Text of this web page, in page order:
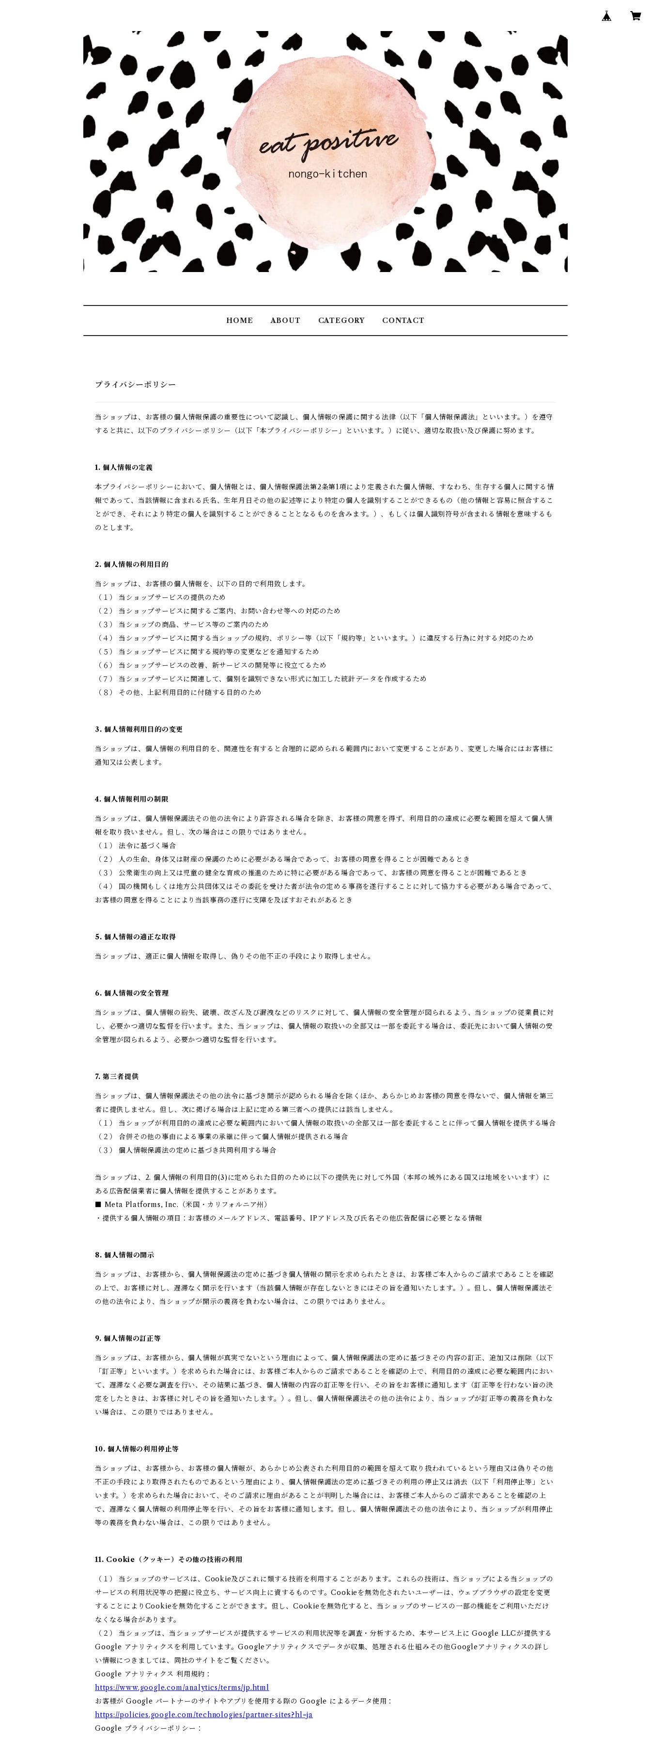
HOME ABOUT CATEGORY CONTACT
プライバシーポリシー
当ショップは、お客様の個人情報保護の重要性について認識し、個人情報の保護に関する法律（以下「個人情報保護法」といいます。）を遵守
すると共に、以下のプライバシーポリシー（以下「本プライバシーポリシー」といいます。）に従い、適切な取扱い及び保護に努めます。
1. 個人情報の定義
本プライバシーポリシーにおいて、個人情報とは、個人情報保護法第2条第1項により定義された個人情報、すなわち、生存する個人に関する情
報であって、当該情報に含まれる氏名、生年月日その他の記述等により特定の個人を識別することができるもの（他の情報と容易に照合するこ
とができ、それにより特定の個人を識別することができることとなるものを含みます。）、もしくは個人識別符号が含まれる情報を意味するも
のとします。
2. 個人情報の利用目的
当ショップは、お客様の個人情報を、以下の目的で利用致します。
（１） 当ショップサービスの提供のため
（２） 当ショップサービスに関するご案内、お問い合わせ等への対応のため
（３） 当ショップの商品、サービス等のご案内のため
（４） 当ショップサービスに関する当ショップの規約、ポリシー等（以下「規約等」といいます。）に違反する行為に対する対応のため
（５） 当ショップサービスに関する規約等の変更などを通知するため
（６） 当ショップサービスの改善、新サービスの開発等に役立てるため
（７） 当ショップサービスに関連して、個別を識別できない形式に加工した統計データを作成するため
（８） その他、上記利用目的に付随する目的のため
3. 個人情報利用目的の変更
当ショップは、個人情報の利用目的を、関連性を有すると合理的に認められる範囲内において変更することがあり、変更した場合にはお客様に
通知又は公表します。
4. 個人情報利用の制限
当ショップは、個人情報保護法その他の法令により許容される場合を除き、お客様の同意を得ず、利用目的の達成に必要な範囲を超えて個人情
報を取り扱いません。但し、次の場合はこの限りではありません。
（１） 法令に基づく場合
（２） 人の生命、身体又は財産の保護のために必要がある場合であって、お客様の同意を得ることが困難であるとき
（３） 公衆衛生の向上又は児童の健全な育成の推進のために特に必要がある場合であって、お客様の同意を得ることが困難であるとき
（４） 国の機関もしくは地方公共団体又はその委託を受けた者が法令の定める事務を遂行することに対して協力する必要がある場合であって、
お客様の同意を得ることにより当該事務の遂行に支障を及ぼすおそれがあるとき
5. 個人情報の適正な取得
当ショップは、適正に個人情報を取得し、偽りその他不正の手段により取得しません。
6. 個人情報の安全管理
当ショップは、個人情報の紛失、破壊、改ざん及び漏洩などのリスクに対して、個人情報の安全管理が図られるよう、当ショップの従業員に対
し、必要かつ適切な監督を行います。また、当ショップは、個人情報の取扱いの全部又は一部を委託する場合は、委託先において個人情報の安
全管理が図られるよう、必要かつ適切な監督を行います。
7. 第三者提供
当ショップは、個人情報保護法その他の法令に基づき開示が認められる場合を除くほか、あらかじめお客様の同意を得ないで、個人情報を第三
者に提供しません。但し、次に掲げる場合は上記に定める第三者への提供には該当しません。
（１） 当ショップが利用目的の達成に必要な範囲内において個人情報の取扱いの全部又は一部を委託することに伴って個人情報を提供する場合
（２） 合併その他の事由による事業の承継に伴って個人情報が提供される場合
（３） 個人情報保護法の定めに基づき共同利用する場合
当ショップは、2. 個人情報の利用目的(3)に定められた目的のために以下の提供先に対して外国（本邦の域外にある国又は地域をいいます）に
ある広告配信業者に個人情報を提供することがあります。
■ Meta Platforms, Inc.（米国・カリフォルニア州）
・提供する個人情報の項目：お客様のメールアドレス、電話番号、IPアドレス及び氏名その他広告配信に必要となる情報
8. 個人情報の開示
当ショップは、お客様から、個人情報保護法の定めに基づき個人情報の開示を求められたときは、お客様ご本人からのご請求であることを確認
の上で、お客様に対し、遅滞なく開示を行います（当該個人情報が存在しないときにはその旨を通知いたします。）。但し、個人情報保護法そ
の他の法令により、当ショップが開示の義務を負わない場合は、この限りではありません。
9. 個人情報の訂正等
当ショップは、お客様から、個人情報が真実でないという理由によって、個人情報保護法の定めに基づきその内容の訂正、追加又は削除（以下
「訂正等」といいます。）を求められた場合には、お客様ご本人からのご請求であることを確認の上で、利用目的の達成に必要な範囲内におい
て、遅滞なく必要な調査を行い、その結果に基づき、個人情報の内容の訂正等を行い、その旨をお客様に通知します（訂正等を行わない旨の決
定をしたときは、お客様に対しその旨を通知いたします。）。但し、個人情報保護法その他の法令により、当ショップが訂正等の義務を負わな
い場合は、この限りではありません。
10. 個人情報の利用停止等
当ショップは、お客様から、お客様の個人情報が、あらかじめ公表された利用目的の範囲を超えて取り扱われているという理由又は偽りその他
不正の手段により取得されたものであるという理由により、個人情報保護法の定めに基づきその利用の停止又は消去（以下「利用停止等」とい
います。）を求められた場合において、そのご請求に理由があることが判明した場合には、お客様ご本人からのご請求であることを確認の上
で、遅滞なく個人情報の利用停止等を行い、その旨をお客様に通知します。但し、個人情報保護法その他の法令により、当ショップが利用停止
等の義務を負わない場合は、この限りではありません。
11. Cookie（クッキー）その他の技術の利用
（１） 当ショップのサービスは、Cookie及びこれに類する技術を利用することがあります。これらの技術は、当ショップによる当ショップの
サービスの利用状況等の把握に役立ち、サービス向上に資するものです。Cookieを無効化されたいユーザーは、ウェブブラウザの設定を変更
することによりCookieを無効化することができます。但し、Cookieを無効化すると、当ショップのサービスの一部の機能をご利用いただけ
なくなる場合があります。
（２） 当ショップは、当ショップサービスが提供するサービスの利用状況等を調査・分析するため、本サービス上に Google LLCが提供する
Google アナリティクスを利用しています。Googleアナリティクスでデータが収集、処理される仕組みその他Googleアナリティクスの詳し
い情報につきましては、同社のサイトをご覧ください。
Google アナリティクス 利用規約：
https://www.google.com/analytics/terms/jp.html
お客様が Google パートナーのサイトやアプリを使用する際の Google によるデータ使用：
https://policies.google.com/technologies/partner-sites?hl=ja
Google プライバシーポリシー：